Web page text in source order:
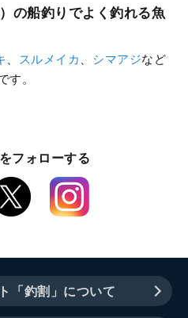
の船釣りでよく釣れる魚
スルメイカ シマアジなど
す。
フォローする
「釣割」について